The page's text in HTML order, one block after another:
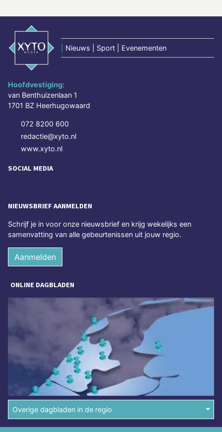
Nieuws | Sport | Evenementen
Hoofdvestiging:
van Benthuizenlaan 1
1701 BZ Heerhugowaard
072 8200 600
redactie@xyto.nl
www.xyto.nl
SOCIAL MEDIA
NIEUWSBRIEF AANMELDEN
Schrijf je in voor onze nieuwsbrief en krijg wekelijks een
samenvatting van alle gebeurtenissen uit jouw regio.
Aanmelden
ONLINE DAGBLADEN
Overige dagbladen in de regio